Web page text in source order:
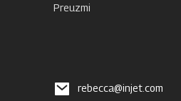
Preuzmi
rebecca@injet.com